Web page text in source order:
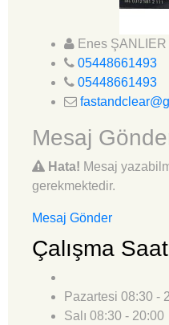
Enes ŞANLIER
05448661493
05448661493
Mesaj
Hata! Mesaj
gerekmektedir.
Mesaj Gönder
Çalışma
Pazartesi 08:30 -
Salı 08:30 - 20:00